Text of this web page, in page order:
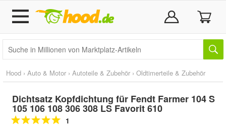
Hood › Auto & Motor › Autoteile & Zubehör › Oldtimerteile & Zubehör
Dichtsatz Kopfdichtung für Fendt Farmer 104 S
105 106 108 306 308 LS Favorit 610
1